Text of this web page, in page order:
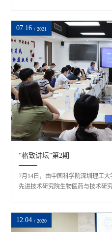
主持。李金恒教授主要从事有机合
等方面研究，先后主持国家自然科
作者身份发表SCI论文300余篇，
07.16 / 2021
“格致讲坛”第2期
7月14日，由中国科学院深圳理工
先进技术研究院生物医药与技术研
后在清华大学、哥伦比亚大学从事
博后研究工作，之后长年在匹兹堡
12.04 / 2020